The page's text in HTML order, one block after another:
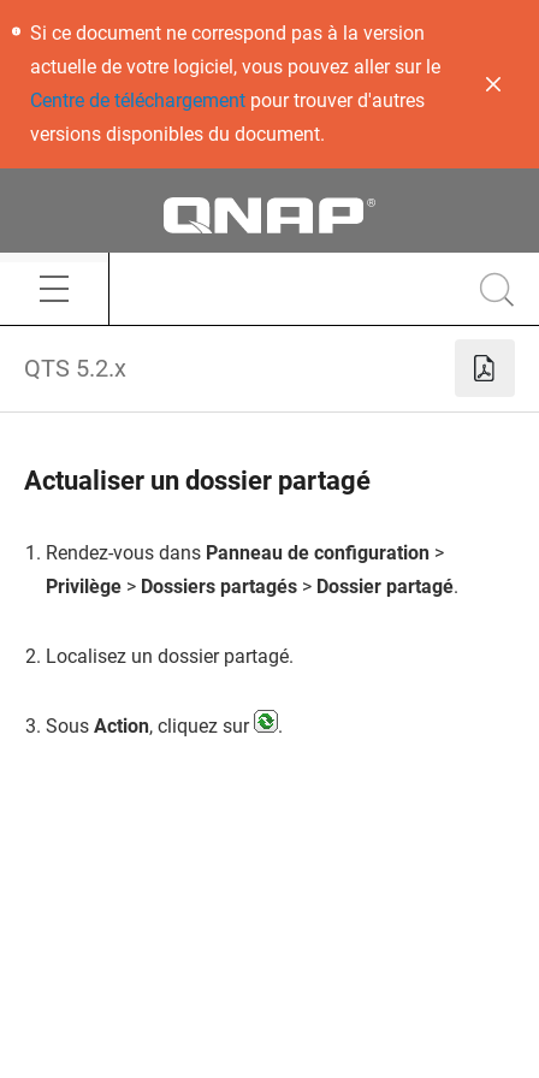
Si ce document ne correspond pas à la version
actuelle de votre logiciel, vous pouvez aller sur le
Centre de téléchargementpour trouver d'autres
versions disponibles du document.
QTS 5.2.x
Actualiser un dossier partagé
Rendez-vous dans Panneau de configuration >
Privilège > Dossiers partagés > Dossier partagé.
Localisez un dossier partagé.
Sous Action, cliquez sur .